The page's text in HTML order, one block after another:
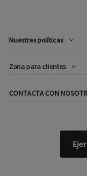
Nuestras políticas
Zona para clientes
CONTACTA CON